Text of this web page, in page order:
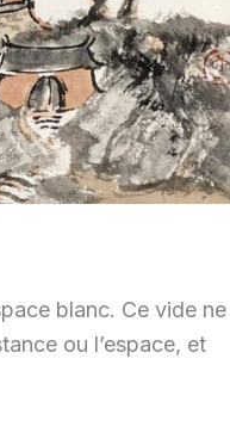
blanc. Ce vide ne
ou l’espace, et